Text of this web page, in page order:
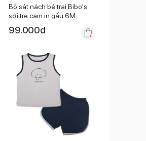
Bộ sát nách bé trai Bibo's
sợi tre cam in gấu 6M
99.000đ